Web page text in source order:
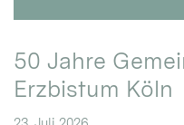
50 Jahre
Erzbistum Köln